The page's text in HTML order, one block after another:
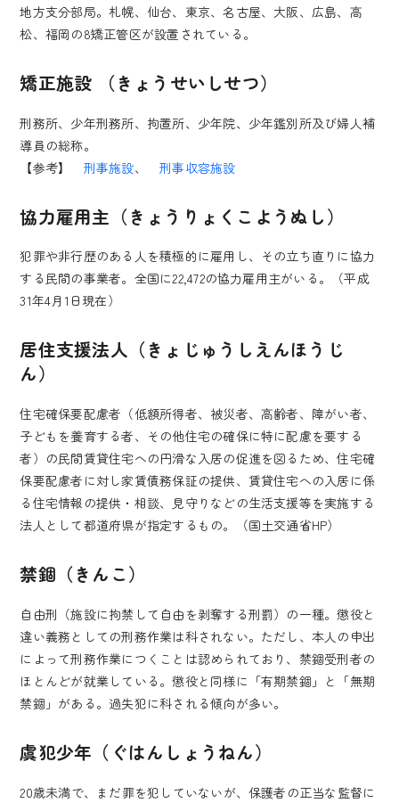
地方支分部局。札幌、仙台、東京、名古屋、大阪、広島、高
松、福岡の8矯正管区が設置されている。
矯正施設 （きょうせいしせつ）
刑務所、少年刑務所、拘置所、少年院、少年鑑別所及び婦人補
導員の総称。
【参考】 刑事施設、刑事収容施設
協力雇用主（きょうりょくこようぬし）
犯罪や非行歴のある人を積極的に雇用し、その立ち直りに協力
する民間の事業者。全国に22,472の協力雇用主がいる。（平成
31年4月1日現在）
居住支援法人（きょじゅうしえんほうじ
ん）
住宅確保要配慮者（低額所得者、被災者、高齢者、障がい者、
子どもを養育する者、その他住宅の確保に特に配慮を要する
者）の民間賃貸住宅への円滑な入居の促進を図るため、住宅確
保要配慮者に対し家賃債務保証の提供、賃貸住宅への入居に係
る住宅情報の提供・相談、見守りなどの生活支援等を実施する
法人として都道府県が指定するもの。（国土交通省HP）
禁錮（きんこ）
自由刑（施設に拘禁して自由を剥奪する刑罰）の一種。懲役と
違い義務としての刑務作業は科されない。ただし、本人の申出
によって刑務作業につくことは認められており、禁錮受刑者の
ほとんどが就業している。懲役と同様に「有期禁錮」と「無期
禁錮」がある。過失犯に科される傾向が多い。
虞犯少年（ぐはんしょうねん）
20歳未満で、まだ罪を犯していないが、保護者の正当な監督に